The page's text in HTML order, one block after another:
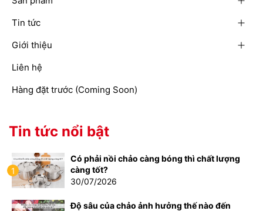
Tin tức
Giới thiệu
Liên hệ
Hàng đặt trước (Coming Soon)
Tin tức nổi bật
1
Có phải nồi chảo càng bóng thì chất lượng
càng tốt?
30/07/2026
Độ sâu của chảo ảnh hưởng thế nào đến